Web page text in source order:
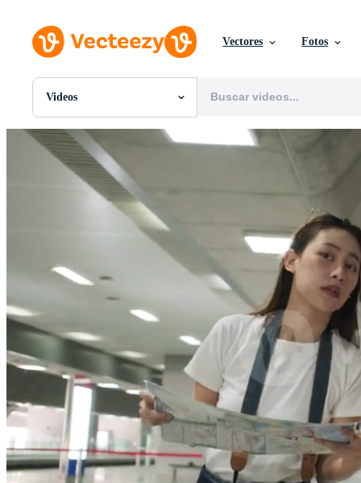
Vectores Fotos
Videos
Todas Imágenes
Fotos
PNGs
PSDs
SVGs
Plantillas
Gráficos en Movimiento
Imágenes Editoriales
Eventos Editoriales